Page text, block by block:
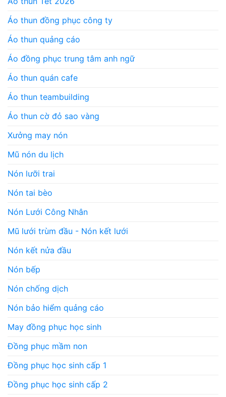
Áo thun đồng phục công ty
Áo thun quảng cáo
Áo đồng phục trung tâm anh ngữ
Áo thun quán cafe
Áo thun teambuilding
Áo thun cờ đỏ sao vàng
Xưởng may nón
Mũ nón du lịch
Nón lưỡi trai
Nón tai bèo
Nón Lưới Công Nhân
Mũ lưới trùm đầu - Nón kết lưới
Nón kết nửa đầu
Nón bếp
Nón chống dịch
Nón bảo hiểm quảng cáo
May đồng phục học sinh
Đồng phục mầm non
Đồng phục học sinh cấp 1
Đồng phục học sinh cấp 2